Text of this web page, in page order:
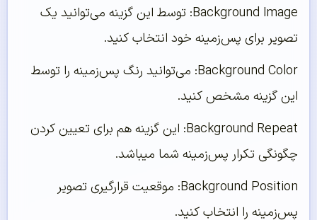
Background Image: توسط این گزینه می‌توانید یک
تصویر برای پس‌زمینه خود انتخاب کنید.
Background Color: می‌توانید رنگ پس‌زمینه را توسط
این گزینه مشخص کنید.
Background Repeat: این گزینه هم برای تعیین کردن
چگونگی تکرار پس‌زمینه شما میباشد.
Background Position: موقعیت قرارگیری تصویر
پس‌زمینه را انتخاب کنید.